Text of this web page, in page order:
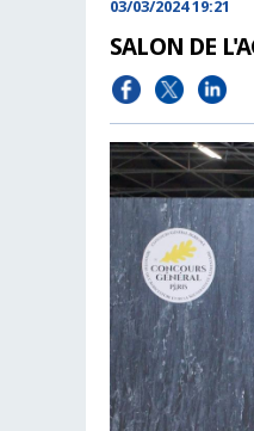
03/03/2024 19:21
SALON DE